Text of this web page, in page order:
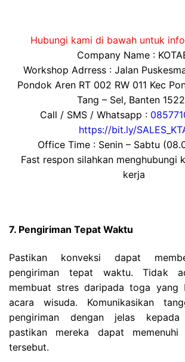
Hubungi kami di bawah untuk
Company Name :
Workshop Adrress : Jalan
Pondok Aren RT 002 RW 011 Kec
Tang – Sel, Banten
Call / SMS / Whatsapp :
https://bit.ly/
Office Time : Senin – Sabtu
Fast respon silahkan menghubungi
kerja
7. Pengiriman Tepat Waktu
Pastikan konveksi dapat
pengiriman tepat waktu. Tidak
membuat stres daripada toga yang
acara wisuda. Komunikasikan
pengiriman dengan jelas
pastikan mereka dapat
tersebut.